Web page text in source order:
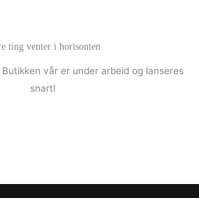
ting venter i horisonten
vår er under arbeid og lanseres
snart!